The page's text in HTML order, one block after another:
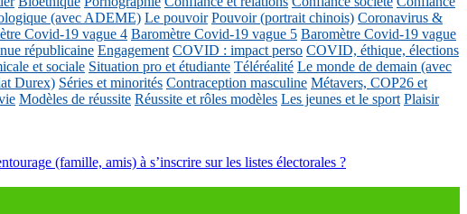
(avec ADEME) Le pouvoir Pouvoir (portrait chinois) Coronavirus &
Covid-19 vague 4 Baromètre Covid-19 vague 5 Baromètre Covid-19 vague
républicaine Engagement COVID : impact perso COVID, éthique, élections
et sociale Situation pro et étudiante Téléréalité Le monde de demain (avec
Durex) Séries et minorités Contraception masculine Métavers, COP26 et
Modèles de réussite Réussite et rôles modèles Les jeunes et le sport Plaisir
(famille, amis) à s’inscrire sur les listes électorales ?